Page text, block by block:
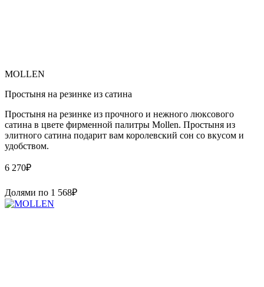
MOLLEN
Простыня на резинке из сатина
Простыня на резинке из прочного и нежного люксового
сатина в цвете фирменной палитры Mollen. Простыня из
элитного сатина подарит вам королевский сон со вкусом и
удобством.
6 270₽
Долями по 1 568₽